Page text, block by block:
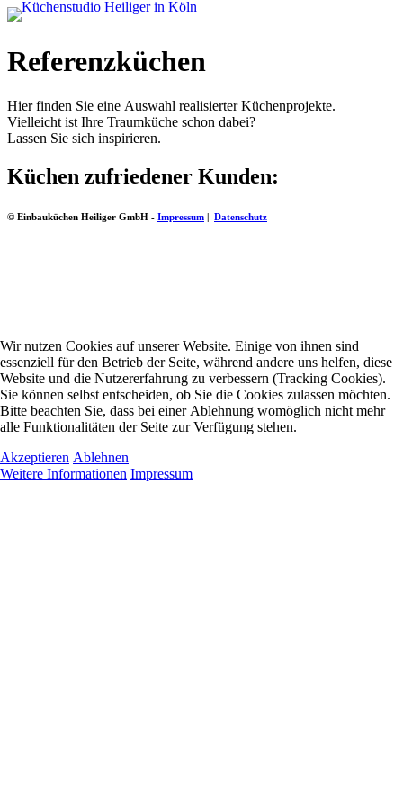
Referenzküchen
Hier finden Sie eine Auswahl realisierter Küchenprojekte.
Vielleicht ist Ihre Traumküche schon dabei?
Lassen Sie sich inspirieren.
Küchen zufriedener Kunden:
© Einbauküchen Heiliger GmbH - Impressum | Datenschutz
Wir nutzen Cookies auf unserer Website. Einige von ihnen sind
essenziell für den Betrieb der Seite, während andere uns helfen, diese
Website und die Nutzererfahrung zu verbessern (Tracking Cookies).
Sie können selbst entscheiden, ob Sie die Cookies zulassen möchten.
Bitte beachten Sie, dass bei einer Ablehnung womöglich nicht mehr
alle Funktionalitäten der Seite zur Verfügung stehen.
Akzeptieren Ablehnen
Weitere Informationen Impressum